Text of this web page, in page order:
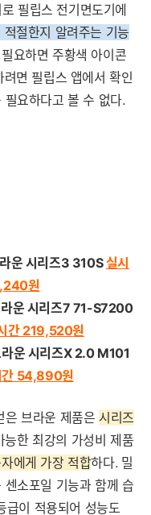
필립스 전기면도기에
적절한지 알려주는 기능
요하면 주황색 아이콘
면 필립스 앱에서 확인
요하다고 볼 수 없다.
운 시리즈3 310S실시
원
운 시리즈7 71-S7200
간 219,520원
운 시리즈X 2.0 M101
간 54,890원
은 브라운 제품은 시 리즈
한 최강의 가성비 제품
에게 가장 적합하다. 밀
소포일 기능과 함께 습
급이 적용되어 성능도